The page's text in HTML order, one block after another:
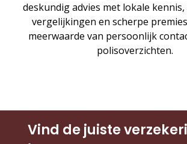
deskundig advies met lokale
vergelijkingen en scherpe
meerwaarde van persoonlijk
polisoverzichten.
Vind de juiste